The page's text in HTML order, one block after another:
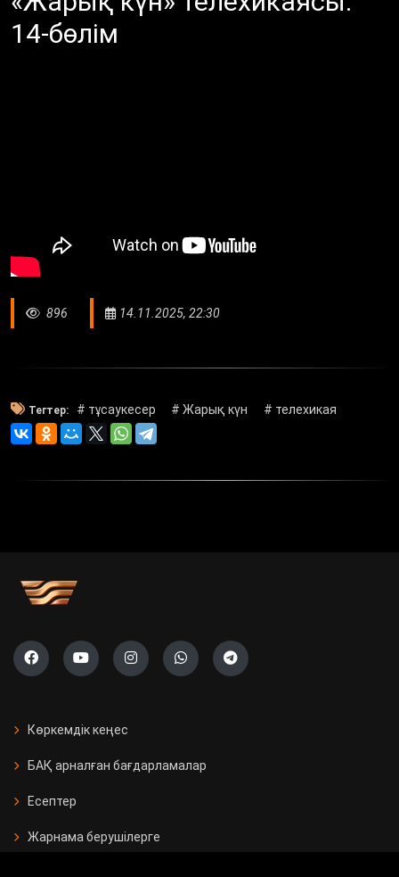
14-бөлім
896 14.11.2025, 22:30
Тегтер: # тұсаукесер # Жарық күн # телехикая
Көркемдік кеңес
БАҚ арналған бағдарламалар
Есептер
Жарнама берушілерге